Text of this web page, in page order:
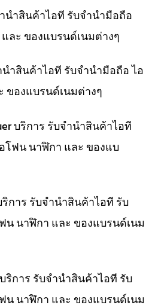
นำสินค้าไอที รับจำนำมือถือ
ละ ของแบรนด์เนมต่างๆ
ำสินค้าไอที รับจำนำมือถือ ไอ
ของแบรนด์เนมต่างๆ
บริการ รับจำนำสินค้าไอที
โฟน นาฬิกา และ ของแบ
การ รับจำนำสินค้าไอที รับ
น นาฬิกา และ ของแบรนด์เนม
ริการ รับจำนำสินค้าไอที รับ
น นาฬิกา และ ของแบรนด์เนม